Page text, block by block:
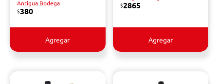
Antigua Bodega
$380
Agregar
$2865
Agregar